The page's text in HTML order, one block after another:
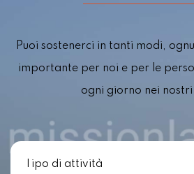
Puoi sostenerci in tanti modi,
importante per noi e per le
ogni giorno nei